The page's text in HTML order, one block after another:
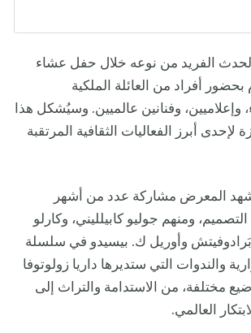
الحدث الفريد من نوعه خلال حفل عشاء
أفراد من العائلة الملكية
وإعلاميين، وفنانين عالميين. وسيُشكل هذا
لإحدى أبرز الفعاليات الثقافية المرتقبة
المعرض مشاركة عدد من أشهر
ومنهم جوليو كابيلليني، وكارلو
وأوريل ك. بيسيدو في سلسلة
والندوات التي ستديرها داريا زولوتوفا
مختلفة، من الاستدامة والتراث إلى
العالمي.